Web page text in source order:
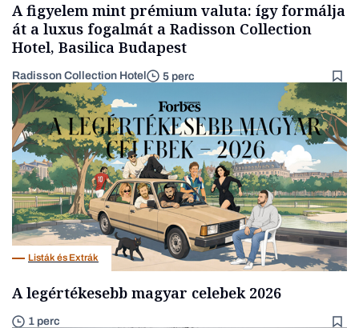
A figyelem mint prémium valuta: így formálja
át a luxus fogalmát a Radisson Collection
Hotel, Basilica Budapest
Radisson Collection Hotel 5 perc
Listák és Extrák
A legértékesebb magyar celebek 2026
1 perc